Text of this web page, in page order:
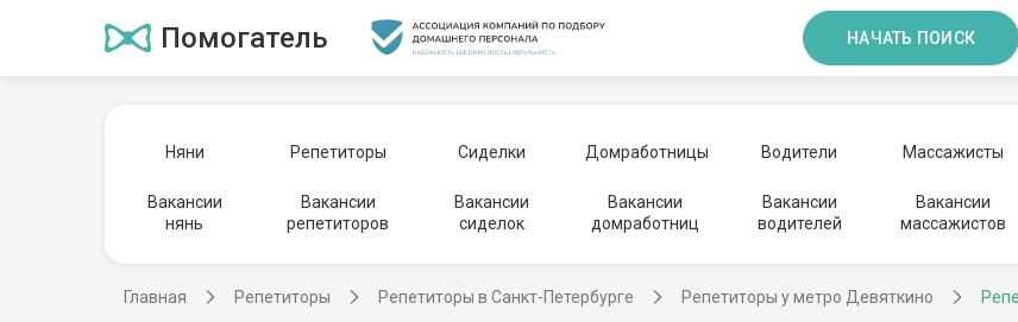
Помогатель НАЧАТЬ ПОИСК
Няни Репетиторы Сиделки Домработницы Водители Массажисты
Вакансии
нянь
Вакансии
репетиторов
Вакансии
сиделок
Вакансии
домработниц
Вакансии
водителей
Вакансии
массажистов
Главная Репетиторы Репетиторы в Санкт-Петербурге Репетиторы у метро Девяткино